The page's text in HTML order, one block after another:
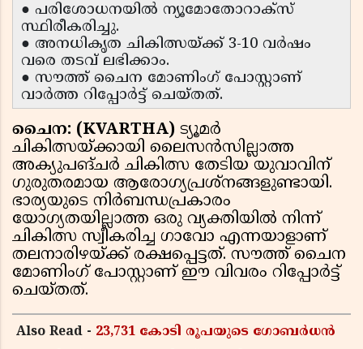
● പരിശോധനയിൽ ന്യൂമോതോറാക്സ്
സ്ഥിരീകരിച്ചു.
● അനധികൃത ചികിത്സയ്ക്ക് 3-10 വർഷം
വരെ തടവ് ലഭിക്കാം.
● സൗത്ത് ചൈന മോണിംഗ് പോസ്റ്റാണ്
വാർത്ത റിപ്പോർട്ട് ചെയ്തത്.
ചൈന: (KVARTHA) ട്യൂമർ
ചികിത്സയ്ക്കായി ലൈസൻസില്ലാത്ത
അക്യുപങ്‌ചർ ചികിത്സ തേടിയ യുവാവിന്
ഗുരുതരമായ ആരോഗ്യപ്രശ്നങ്ങളുണ്ടായി.
ഭാര്യയുടെ നിർബന്ധപ്രകാരം
യോഗ്യതയില്ലാത്ത ഒരു വ്യക്തിയിൽ നിന്ന്
ചികിത്സ സ്വീകരിച്ച ഗാവോ എന്നയാളാണ്
തലനാരിഴയ്ക്ക് രക്ഷപ്പെട്ടത്. സൗത്ത് ചൈന
മോണിംഗ് പോസ്റ്റാണ് ഈ വിവരം റിപ്പോർട്ട്
ചെയ്തത്.
Also Read - 23,731 കോടി രൂപയുടെ ഗോബർധൻ